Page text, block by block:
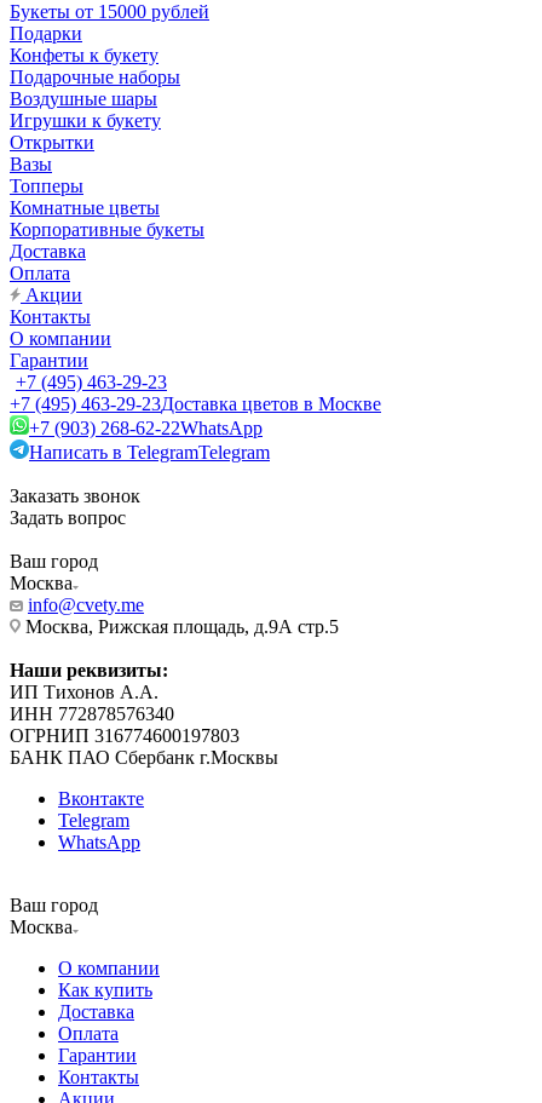
Букеты от 15000 рублей
Подарки
Конфеты к букету
Подарочные наборы
Воздушные шары
Игрушки к букету
Открытки
Вазы
Топперы
Комнатные цветы
Корпоративные букеты
Доставка
Оплата
Акции
Контакты
О компании
Гарантии
+7 (495) 463-29-23
+7 (495) 463-29-23Доставка цветов в Москве
+7 (903) 268-62-22WhatsApp
Написать в TelegramTelegram
Заказать звонок
Задать вопрос
Ваш город
Москва
info@cvety.me
Москва, Рижская площадь, д.9А стр.5
Наши реквизиты:
ИП Тихонов А.А.
ИНН 772878576340
ОГРНИП 316774600197803
БАНК ПАО Сбербанк г.Москвы
Вконтакте
Telegram
WhatsApp
Ваш город
Москва
О компании
Как купить
Доставка
Оплата
Гарантии
Контакты
Акции